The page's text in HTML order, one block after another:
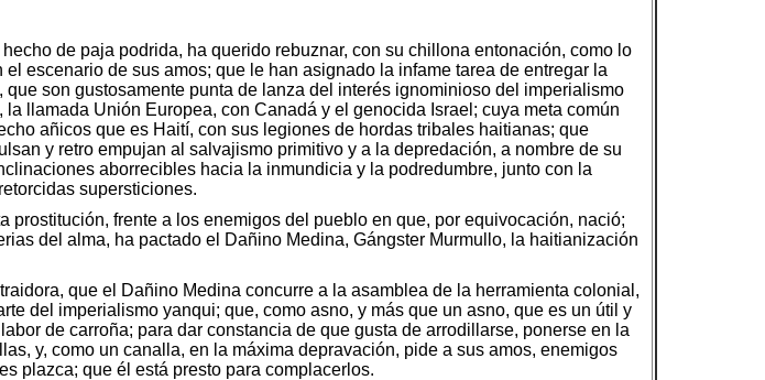
de paja podrida, ha querido rebuznar, con su chillona entonación, como lo
escenario de sus amos; que le han asignado la infame tarea de entregar la
son gustosamente punta de lanza del interés ignominioso del imperialismo
llamada Unión Europea, con Canadá y el genocida Israel; cuya meta común
añicos que es Haití, con sus legiones de hordas tribales haitianas; que
y retro empujan al salvajismo primitivo y a la depredación, a nombre de su
aborrecibles hacia la inmundicia y la podredumbre, junto con la
supersticiones.
prostitución, frente a los enemigos del pueblo en que, por equivocación, nació;
del alma, ha pactado el Dañino Medina, Gángster Murmullo, la haitianización
que el Dañino Medina concurre a la asamblea de la herramienta colonial,
del imperialismo yanqui; que, como asno, y más que un asno, que es un útil y
de carroña; para dar constancia de que gusta de arrodillarse, ponerse en la
y, como un canalla, en la máxima depravación, pide a sus amos, enemigos
plazca; que él está presto para complacerlos.